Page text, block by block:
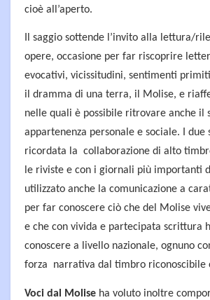
cioè all’aperto.
Il saggio sottende l’invito alla lettura/
opere, occasione per far riscoprire
evocativi, vicissitudini, sentimenti
il dramma di una terra, il Molise, e
nelle quali è possibile ritrovare anche il
appartenenza personale e sociale. I
ricordata la collaborazione di alto
le riviste e con i giornali più importanti
utilizzato anche la comunicazione a
per far conoscere ciò che del Molise
e che con vivida e partecipata scrittura
conoscere a livello nazionale, ognuno
forza narrativa dal timbro riconoscibile
Voci dal Molise ha voluto inoltre